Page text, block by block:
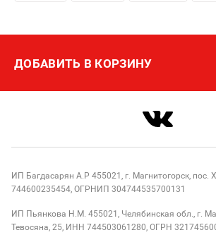
ДОБАВИТЬ В КОРЗИНУ
ИП Багдасарян А.Р 455021, г. Магнитогорск, пос.
744600235454, ОГРНИП 304744535700131
ИП Пьянкова Н.М. 455021, Челябинская обл., г.
Тевосяна, 25, ИНН 744503061280, ОГРН